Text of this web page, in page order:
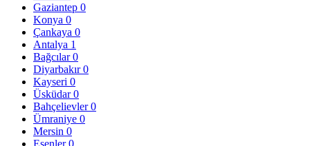
Gaziantep 0
Konya 0
Çankaya 0
Antalya 1
Bağcılar0
Diyarbakır0
Kayseri 0
Üsküdar0
Bahçelievler0
Ümraniye 0
Mersin 0
Esenler0